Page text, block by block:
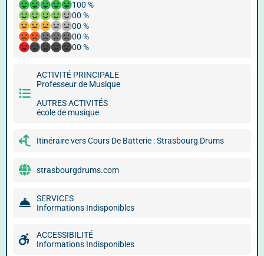
100 %
00 %
00 %
00 %
00 %
ACTIVITÉ PRINCIPALE
Professeur de Musique
AUTRES ACTIVITÉS
école de musique
Itinéraire vers Cours De Batterie : Strasbourg Drums
strasbourgdrums.com
SERVICES
Informations Indisponibles
ACCESSIBILITÉ
Informations Indisponibles